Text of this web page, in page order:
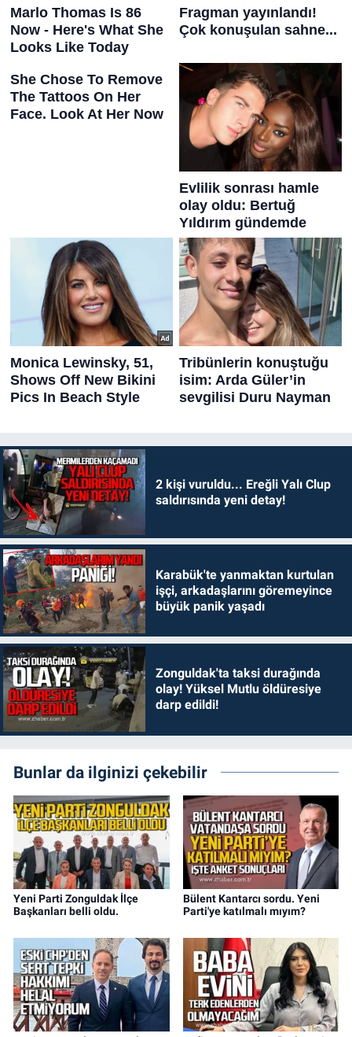
2 kişi vuruldu... Ereğli Yalı Clup
saldırısında yeni detay!
Karabük'te yanmaktan kurtulan
işçi, arkadaşlarını göremeyince
büyük panik yaşadı
Zonguldak'ta taksi durağında
olay! Yüksel Mutlu öldüresiye
darp edildi!
Bunlar da ilginizi çekebilir
Yeni Parti Zonguldak İlçe
Başkanları belli oldu.
Bülent Kantarcı sordu. Yeni
Parti'ye katılmalı mıyım?